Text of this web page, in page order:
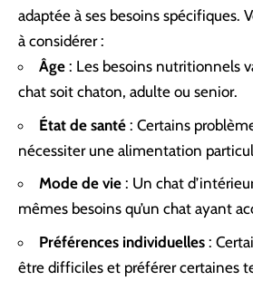
adaptée à ses besoins spécifiques.
à considérer :
Âge : Les besoins nutritionnels
chat soit chaton, adulte ou senior.
État de santé : Certains
nécessiter une alimentation
Mode de vie : Un chat
mêmes besoins qu’un chat ayant
Préférences individuelles :
être difficiles et préférer certaines